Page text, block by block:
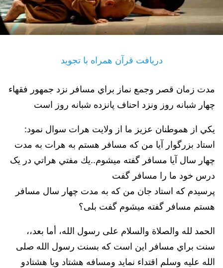
دریافت قرآن همراه با تجوید
مدت زمان قصر وجمع نماز براي مسافر نزد جمهور فقهاء
چهار شبانه روز ونزد احناف پانزده شبانه روز است
يكي از هموطنان عزيز ما از ولايت هرات سوال نمود:
استاد بزرگوار آیا من که مسافر هستم به هرات به مدت
چهار سال آیا مسافر گفته میشوم..يك مفتي هراتي در یک
درس خود ما را مسافر گفت
پرسیدم که استاد جان من که به مدت چهار سال مسافر
هستم مسافر گفته میشوم گفت بلی؟
الحمد لله والصلاة والسلام على رسول الله، أما بعد،،
سنت براي مسافر اين است كه بسنت رسول الله صلى
الله عليه وسلم اقتداء نمايد ومسافه هشتاد ويا هشتادو